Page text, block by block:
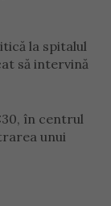
la spitalul
să intervină
în centrul
unui